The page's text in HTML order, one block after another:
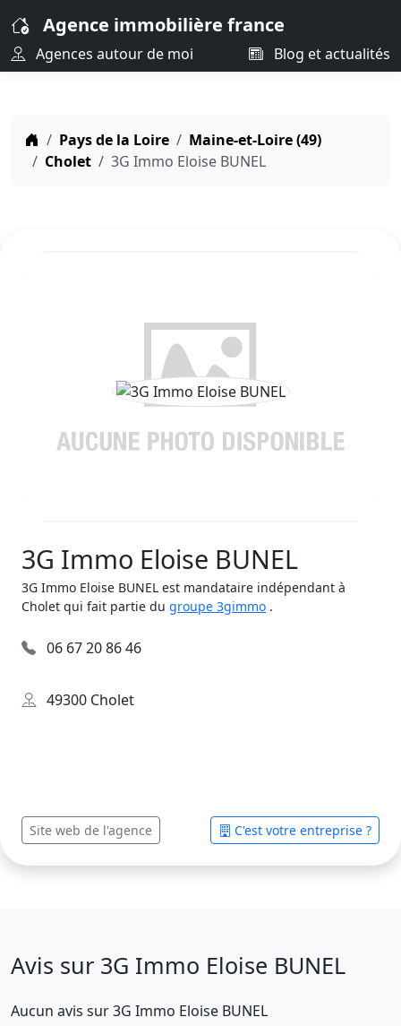
Agence immobilière france
Agences autour de moi Blog et actualités
Pays de la Loire
Maine-et-Loire (49)
Cholet
3G Immo Eloise BUNEL
3G Immo Eloise BUNEL
3G Immo Eloise BUNEL est mandataire indépendant à
Cholet qui fait partie du groupe 3gimmo .
06 67 20 86 46
49300 Cholet
Site web de l'agence C'est votre entreprise ?
Avis sur 3G Immo Eloise BUNEL
Aucun avis sur 3G Immo Eloise BUNEL